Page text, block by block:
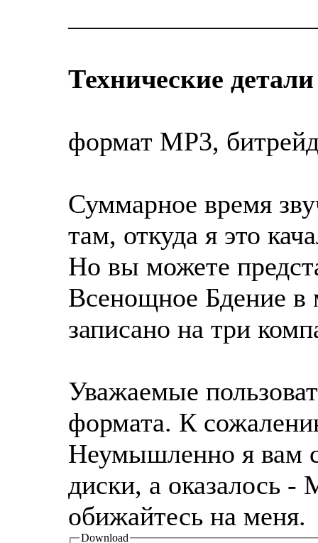
Технические
формат МР3,
Суммарное время
там, откуда я это
Но вы можете
Всенощное Бдение в
записано на три
Уважаемые
формата. К
Неумышленно я вам
диски, а оказалось
обижайтесь на меня.
Download